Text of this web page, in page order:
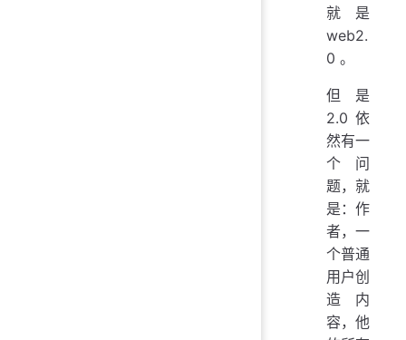
就是
web2.
0 。
但是
2.0 依
然有一
个问
题，就
是：作
者，一
个普通
用户创
造内
容，他